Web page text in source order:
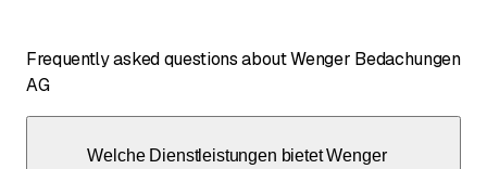
Frequently asked questions about Wenger Bedachungen
AG
Welche Dienstleistungen bietet Wenger